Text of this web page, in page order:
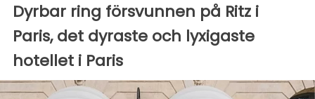
Dyrbar ring försvunnen på Ritz i
Paris, det dyraste och lyxigaste
hotellet i Paris